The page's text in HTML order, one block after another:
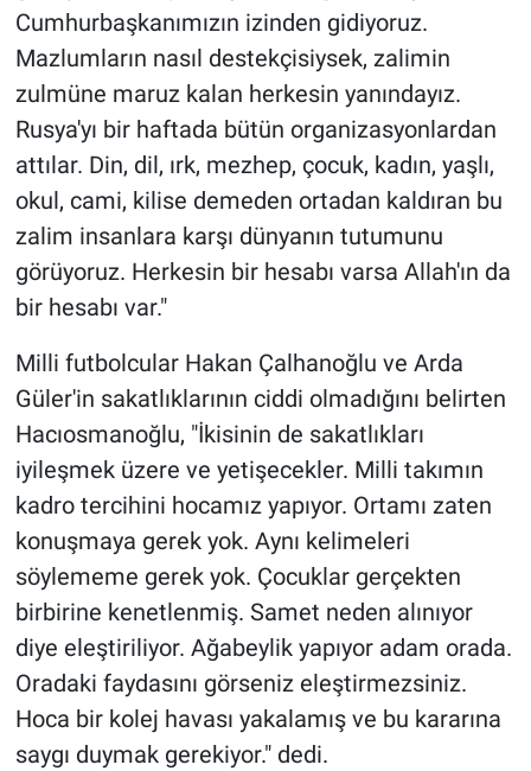
Cumhurbaşkanımızın izinden gidiyoruz.
Mazlumların nasıl destekçisiysek, zalimin
zulmüne maruz kalan herkesin yanındayız.
Rusya'yı bir haftada bütün organizasyonlardan
attılar. Din, dil, ırk, mezhep, çocuk, kadın, yaşlı,
okul, cami, kilise demeden ortadan kaldıran bu
zalim insanlara karşı dünyanın tutumunu
görüyoruz. Herkesin bir hesabı varsa Allah'ın da
bir hesabı var."
Milli futbolcular Hakan Çalhanoğlu ve Arda
Güler'in sakatlıklarının ciddi olmadığını belirten
Hacıosmanoğlu, "İkisinin de sakatlıkları
iyileşmek üzere ve yetişecekler. Milli takımın
kadro tercihini hocamız yapıyor. Ortamı zaten
konuşmaya gerek yok. Aynı kelimeleri
söylememe gerek yok. Çocuklar gerçekten
birbirine kenetlenmiş. Samet neden alınıyor
diye eleştiriliyor. Ağabeylik yapıyor adam orada.
Oradaki faydasını görseniz eleştirmezsiniz.
Hoca bir kolej havası yakalamış ve bu kararına
saygı duymak gerekiyor." dedi.